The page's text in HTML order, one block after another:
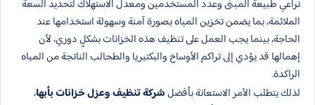
نراعي طبيعة المبنى وعدد المستخدمين ومعدل الاستهلاك لتحديد السعة
الملائمة، بما يضمن تخزين المياه بصورة آمنة وسهولة استخدامها عند
الحاجة، بينما يجب العمل على تنظيف هذه الخزانات بشكلٍ دوري، لأن
إهمالها قد يؤدي إلى تراكم الأوساخ والبكتيريا والطحالب الناتجة من المياه
الراكدة.
لذلك يتطلب الأمر الاستعانة بأفضلشركة تنظيف وعزل خزانات بأبها،